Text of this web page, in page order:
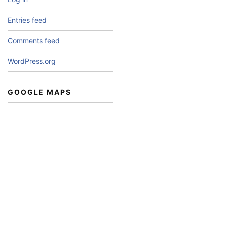
Entries feed
Comments feed
WordPress.org
GOOGLE MAPS